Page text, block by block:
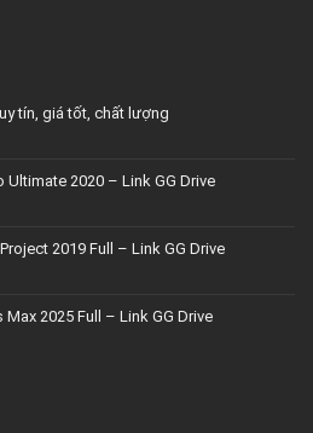
tín, giá tốt, chất lượng
Ultimate 2020 – Link GG Drive
2019 Full – Link GG Drive
Max 2025 Full – Link GG Drive